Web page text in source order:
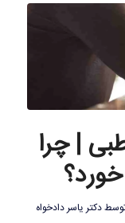
| چرا
خورد؟
دکتر یاسر دادخواه